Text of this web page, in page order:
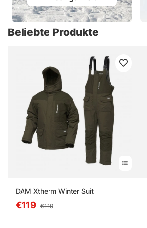
Beliebte Produkte
DAM Xtherm Winter Suit
€119 €119